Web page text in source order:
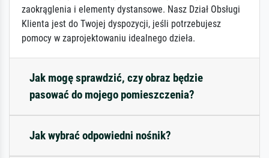
zaokrąglenia i elementy dystansowe. Nasz Dział Obsługi
Klienta jest do Twojej dyspozycji, jeśli potrzebujesz
pomocy w zaprojektowaniu idealnego dzieła.
Jak mogę sprawdzić, czy obraz będzie
pasować do mojego pomieszczenia?
Jak wybrać odpowiedni nośnik?